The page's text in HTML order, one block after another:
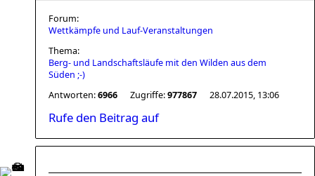
Forum:
Wettkämpfe und Lauf-Veranstaltungen
Thema:
Berg- und Landschaftsläufe mit den Wilden aus dem
Süden ;-)
Antworten:6966 Zugriffe:977867 28.07.2015, 13:06
Rufe den Beitrag auf